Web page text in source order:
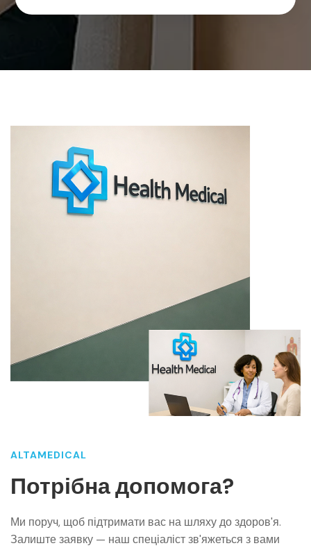
ALTAMEDICAL
Потрібна допомога?
Ми поруч, щоб підтримати вас на шляху до здоров'я.
Залиште заявку — наш спеціаліст зв'яжеться з вами